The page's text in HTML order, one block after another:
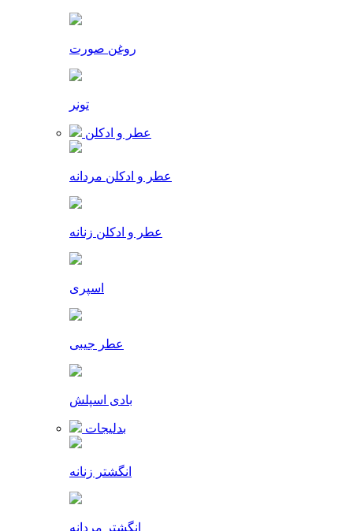
روغن صورت
تونر
عطر و ادکلن
عطر و ادکلن مردانه
عطر و ادکلن زنانه
اسپری
عطر جیبی
بادی اسپلش
بدلیجات
انگشتر زنانه
انگشتر مردانه